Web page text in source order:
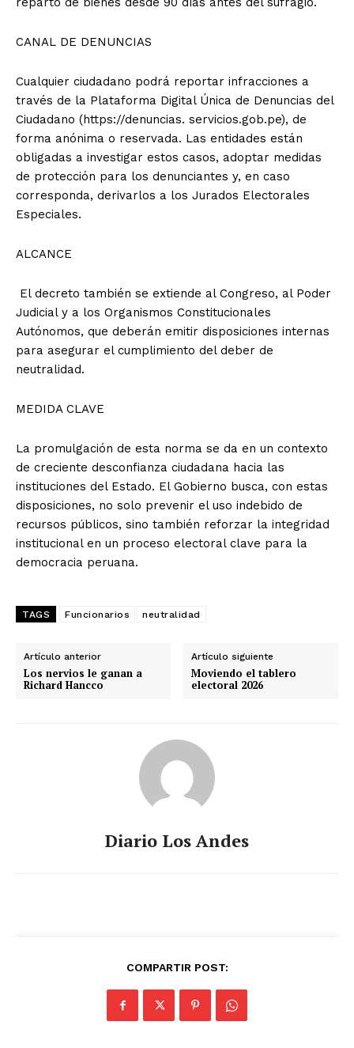
CANAL DE DENUNCIAS
Cualquier ciudadano podrá reportar infracciones a
través de la Plataforma Digital Única de Denuncias del
Ciudadano (https://denuncias. servicios.gob.pe), de
forma anónima o reservada. Las entidades están
obligadas a investigar estos casos, adoptar medidas
de protección para los denunciantes y, en caso
corresponda, derivarlos a los Jurados Electorales
Especiales.
ALCANCE
El decreto también se extiende al Congreso, al Poder
Judicial y a los Organismos Constitucionales
Autónomos, que deberán emitir disposiciones internas
para asegurar el cumplimiento del deber de
neutralidad.
MEDIDA CLAVE
La promulgación de esta norma se da en un contexto
de creciente desconfianza ciudadana hacia las
instituciones del Estado. El Gobierno busca, con estas
disposiciones, no solo prevenir el uso indebido de
recursos públicos, sino también reforzar la integridad
institucional en un proceso electoral clave para la
democracia peruana.
TAGS Funcionarios neutralidad
Artículo anterior
Los nervios le ganan a
Richard Hancco
Artículo siguiente
Moviendo el tablero
electoral 2026
Diario Los Andes
COMPARTIR POST: